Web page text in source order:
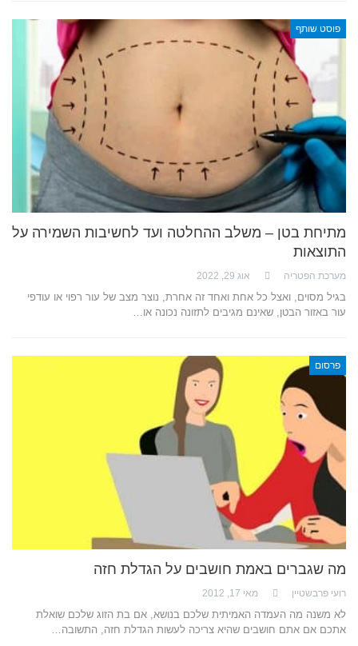
פוסט שותף
מתיחת בטן – משלב ההחלטה ועד לחשיבות השמירה על
התוצאות
מערכת הפטריה אוג 29, 2022
בגיל מסוים, ואצל כל אחת ואחד זה אחרת, נוצר מצב של עור רפוי או עודפי
עור באזור הבטן, שאינם מגיבים לתזונה נכונה או…
פרסום
מה שגברים באמת חושבים על הגדלת חזה
רועי פרבשטיין מאי 17, 2012
לא משנה מה העמדה האמיתית שלכם בנושא, אם בת הזוג שלכם שואלת
אתכם אם אתם חושבים שהיא צריכה לעשות הגדלת חזה, התשובה…